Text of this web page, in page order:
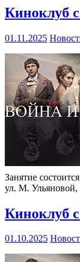
Киноклуб
01.11.2025
Занятие состоится
ул. М. Ульяновой,
Киноклуб
01.10.2025